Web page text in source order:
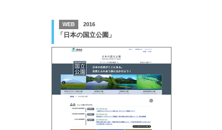
WEB 2016
「日本の国立公園」